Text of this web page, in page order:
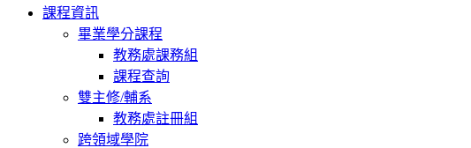
課程資訊
畢業學分課程
教務處課務組
課程查詢
雙主修/輔系
教務處註冊組
跨領域學院